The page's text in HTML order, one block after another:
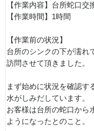
【作業内容】台所蛇口交
【作業時間】1時間
【作業前の状況】
台所のシンクの下が濡れ
訪問させて頂きました。
まず始めに状況を確認す
水がしみだしています。
お客様は台所の蛇口から
ようになったとのこと。